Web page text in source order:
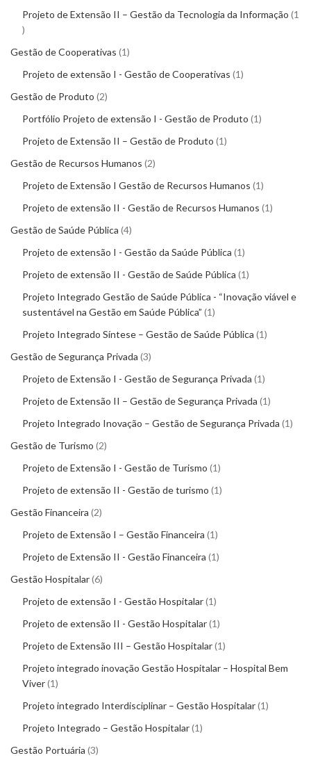
Projeto de Extensão II – Gestão da Tecnologia da Informação 1
Gestão de Cooperativas 1
Projeto de extensão I - Gestão de Cooperativas 1
Gestão de Produto 2
Portfólio Projeto de extensão I - Gestão de Produto 1
Projeto de Extensão II – Gestão de Produto 1
Gestão de Recursos Humanos 2
Projeto de Extensão I Gestão de Recursos Humanos 1
Projeto de extensão II - Gestão de Recursos Humanos 1
Gestão de Saúde Pública 4
Projeto de extensão I - Gestão da Saúde Pública 1
Projeto de extensão II - Gestão de Saúde Pública 1
Projeto Integrado Gestão de Saúde Pública - “Inovação viável e
sustentável na Gestão em Saúde Pública” 1
Projeto Integrado Síntese – Gestão de Saúde Pública 1
Gestão de Segurança Privada 3
Projeto de Extensão I - Gestão de Segurança Privada 1
Projeto de Extensão II – Gestão de Segurança Privada 1
Projeto Integrado Inovação – Gestão de Segurança Privada 1
Gestão de Turismo 2
Projeto de Extensão I - Gestão de Turismo 1
Projeto de extensão II - Gestão de turismo 1
Gestão Financeira 2
Projeto de Extensão I – Gestão Financeira 1
Projeto de Extensão II - Gestão Financeira 1
Gestão Hospitalar 6
Projeto de extensão I - Gestão Hospitalar 1
Projeto de extensão II - Gestão Hospitalar 1
Projeto de Extensão III – Gestão Hospitalar 1
Projeto integrado inovação Gestão Hospitalar – Hospital Bem
Viver 1
Projeto integrado Interdisciplinar – Gestão Hospitalar 1
Projeto Integrado – Gestão Hospitalar 1
Gestão Portuária 3